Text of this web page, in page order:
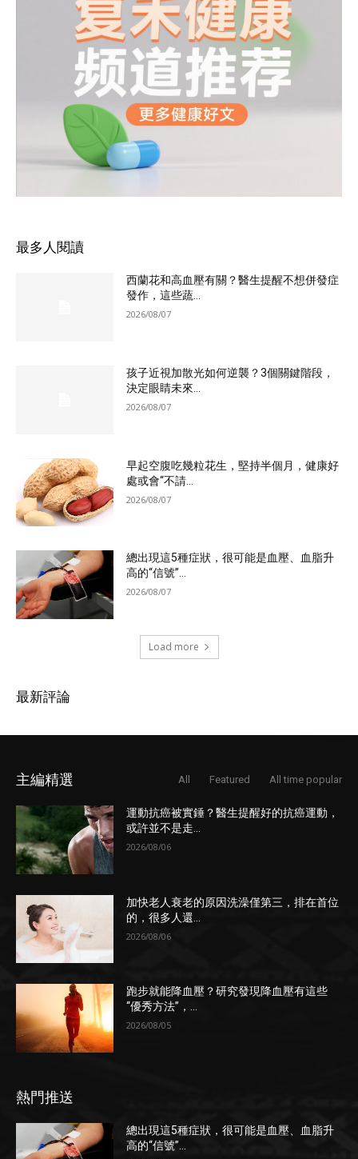
最多人閱讀
西蘭花和高血壓有關？醫生提醒不想併發症
發作，這些蔬...
2026/08/07
孩子近視加散光如何逆襲？3個關鍵階段，
決定眼睛未來...
2026/08/07
早起空腹吃幾粒花生，堅持半個月，健康好
處或會“不請...
2026/08/07
總出現這5種症狀，很可能是血壓、血脂升
高的“信號”...
2026/08/07
Load more
最新評論
主編精選 All Featured All time popular
運動抗癌被實錘？醫生提醒好的抗癌運動，
或許並不是走...
2026/08/06
加快老人衰老的原因洗澡僅第三，排在首位
的，很多人還...
2026/08/06
跑步就能降血壓？研究發現降血壓有這些
“優秀方法”，...
2026/08/05
熱門推送
總出現這5種症狀，很可能是血壓、血脂升
高的“信號”...